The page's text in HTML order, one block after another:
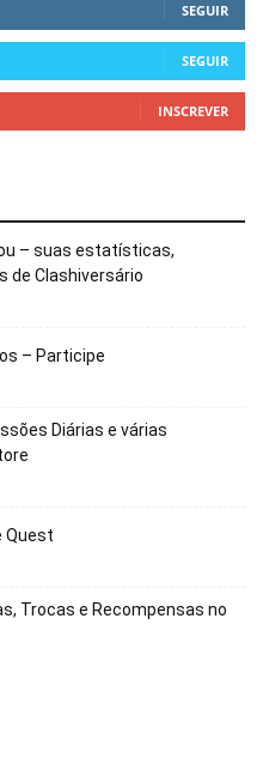
SEGUIR
SEGUIR
INSCREVER
– suas estatísticas,
de Clashiversário
– Participe
Diárias e várias
Quest
Trocas e Recompensas no